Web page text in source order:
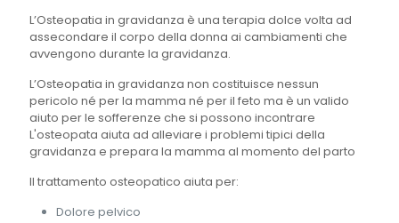
L’Osteopatia in gravidanza è una terapia dolce volta ad
assecondare il corpo della donna ai cambiamenti che
avvengono durante la gravidanza.
L’Osteopatia in gravidanza non costituisce nessun
pericolo né per la mamma né per il feto ma è un valido
aiuto per le sofferenze che si possono incontrare
L'osteopata aiuta ad alleviare i problemi tipici della
gravidanza e prepara la mamma al momento del parto
Il trattamento osteopatico aiuta per:
Dolore pelvico